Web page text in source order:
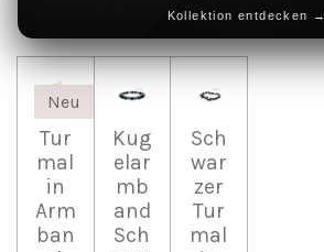
Kollektion entdecken →
Neu
Tur
mal
in
Arm
ban
Kug
elar
mb
and
Sch
Sch
war
zer
Tur
mal